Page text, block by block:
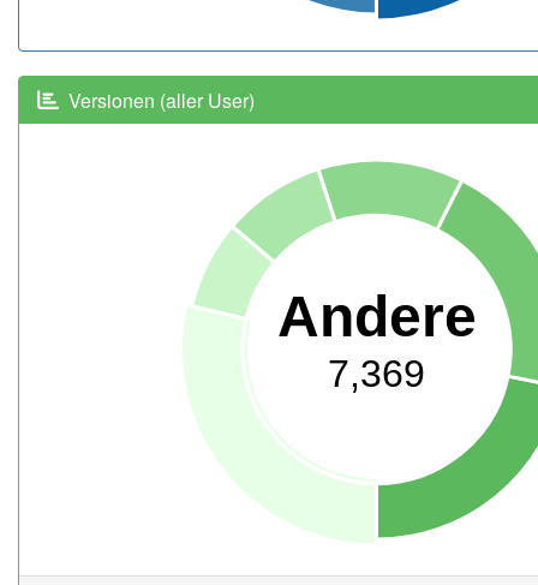
Versionen (aller User)
Andere
7,369